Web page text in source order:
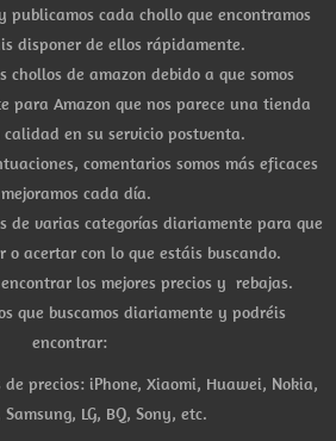
publicamos cada chollo que encontramos
disponer de ellos rápidamente.
chollos de amazon debido a que somos
para Amazon que nos parece una tienda
en su servicio postventa.
comentarios somos más eficaces
cada día.
de varias categorías diariamente para que
o acertar con lo que estáis buscando.
los mejores precios y rebajas.
que buscamos diariamente y podréis
encontrar:
precios: iPhone, Xiaomi, Huawei, Nokia,
LG, BQ, Sony, etc.